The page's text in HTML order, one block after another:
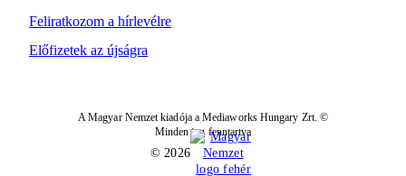
Feliratkozom a hírlevélre
Előfizetek az újságra
A Magyar Nemzet kiadója a Mediaworks Hungary Zrt. ©
Minden jog fenntartva
© 2026